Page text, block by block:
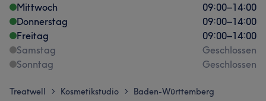
Mittwoch
09:00–14:00
Donnerstag
09:00–14:00
Freitag
09:00–14:00
Samstag
Geschlossen
Sonntag
Geschlossen
Treatwell > Kosmetikstudio > Baden-Württemberg